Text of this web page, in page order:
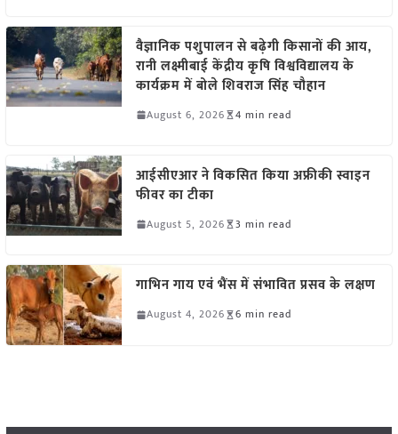
वैज्ञानिक पशुपालन से बढ़ेगी किसानों की आय,
रानी लक्ष्मीबाई केंद्रीय कृषि विश्वविद्यालय के
कार्यक्रम में बोले शिवराज सिंह चौहान
August 6, 2026 4 min read
आईसीएआर ने विकसित किया अफ्रीकी स्वाइन
फीवर का टीका
August 5, 2026 3 min read
गाभिन गाय एवं भैंस में संभावित प्रसव के लक्षण
August 4, 2026 6 min read